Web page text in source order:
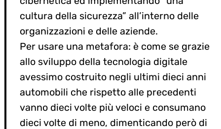
cultura della sicurezza” all’interno delle
organizzazioni e delle aziende.
Per usare una metafora: è come se grazie
allo sviluppo della tecnologia digitale
avessimo costruito negli ultimi dieci anni
automobili che rispetto alle precedenti
vanno dieci volte più veloci e consumano
dieci volte di meno, dimenticando però di